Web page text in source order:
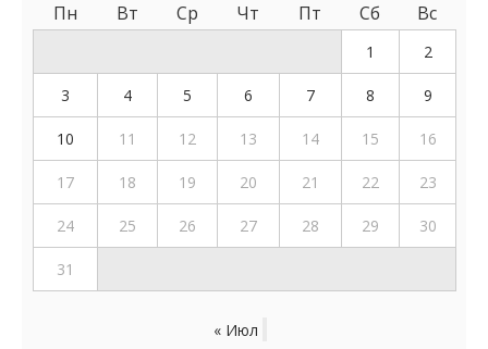
Пн
Вт Ср Чт Пт Сб Вс
1 2
3 4 5 6 7 8 9
10 11 12 13 14 15 16
17 18 19 20 21 22 23
24 25 26 27 28 29 30
31
« Июл